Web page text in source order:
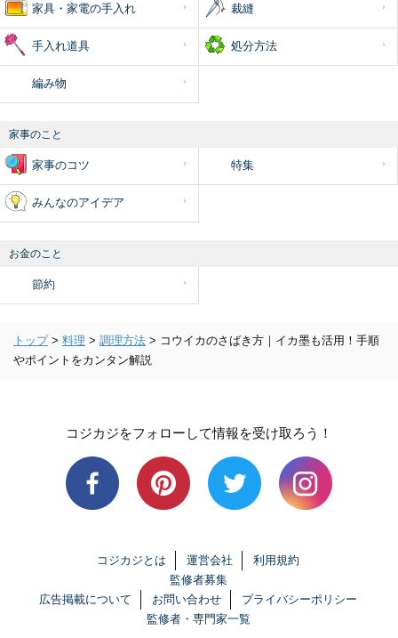
家具・家電の手入れ 裁縫
手入れ道具 処分方法
編み物
家事のこと
家事のコツ 特集
みんなのアイデア
お金のこと
節約
トップ > 料理 > 調理方法 > コウイカのさばき方｜イカ墨も活用！手順
やポイントをカンタン解説
コジカジをフォローして情報を受け取ろう！
コジカジとは 運営会社
利用規約
監修者募集
広告掲載について
お問い合わせ
プライバシーポリシー
監修者・専門家一覧